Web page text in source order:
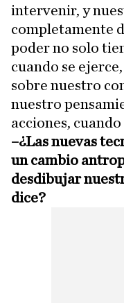
intervenir, y
completamente
poder no solo
cuando se
sobre nuestro
nuestro
acciones,
–¿Las nuevas
un cambio
desdibujar
dice?